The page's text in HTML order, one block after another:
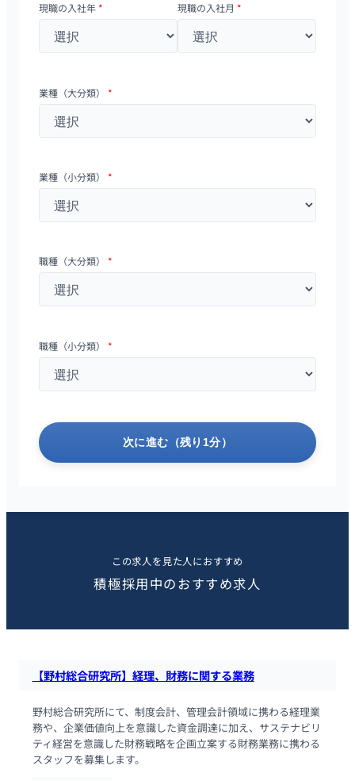
現職の入社年 * 現職の入社月 *
業種（大分類） *
業種（小分類） *
職種（大分類） *
職種（小分類） *
次に進む（残り1分）
この求人を見た人におすすめ
積極採用中のおすすめ求人
【野村総合研究所】経理、財務に関する業務
野村総合研究所にて、制度会計、管理会計領域に携わる経理業
務や、企業価値向上を意識した資金調達に加え、サステナビリ
ティ経営を意識した財務戦略を企画立案する財務業務に携わる
スタッフを募集します。